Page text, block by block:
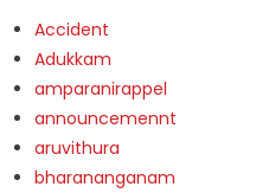
Accident
Adukkam
amparanirappel
announcemennt
aruvithura
bharananganam